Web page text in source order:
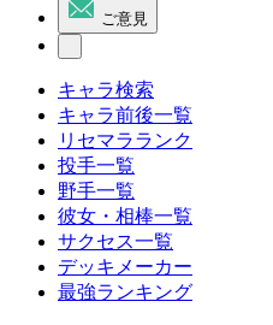
ご意見
キャラ検索
キャラ前後一覧
リセマラランク
投手一覧
野手一覧
彼女・相棒一覧
サクセス一覧
デッキメーカー
最強ランキング